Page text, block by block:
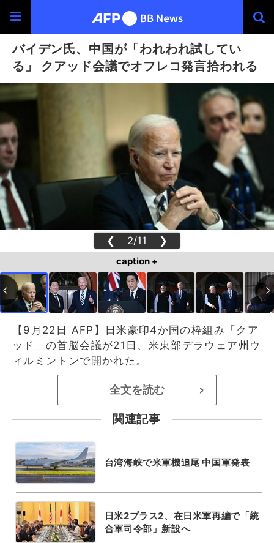
バイデン氏、中国が「われわれ試してい
る」 クアッド会議でオフレコ発言拾われる
❮ 2/11 ❯
caption +
【9月22日 AFP】日米豪印4か国の枠組み「クア
ッド」の首脳会議が21日、米東部デラウェア州ウ
ィルミントンで開かれた。
全文を読む >
関連記事
台湾海峡で米軍機追尾 中国軍発表
日米2プラス2、在日米軍再編で「統
合軍司令部」新設へ